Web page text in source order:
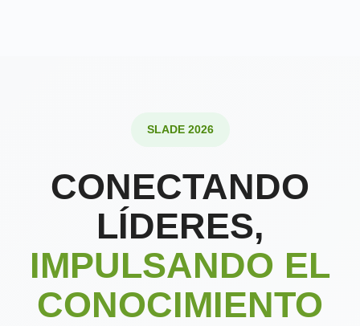
SLADE 2026
CONECTANDO
LÍDERES,
IMPULSANDO EL
CONOCIMIENTO